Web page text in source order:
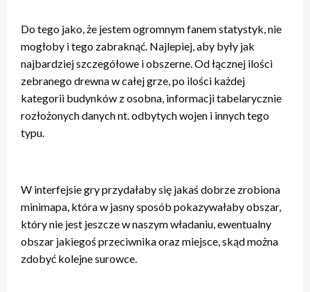
Do tego jako, że jestem ogromnym fanem statystyk, nie
mogłoby i tego zabraknąć. Najlepiej, aby były jak
najbardziej szczegółowe i obszerne. Od łącznej ilości
zebranego drewna w całej grze, po ilości każdej
kategorii budynków z osobna, informacji tabelarycznie
rozłożonych danych nt. odbytych wojen i innych tego
typu.
W interfejsie gry przydałaby się jakaś dobrze zrobiona
minimapa, która w jasny sposób pokazywałaby obszar,
który nie jest jeszcze w naszym władaniu, ewentualny
obszar jakiegoś przeciwnika oraz miejsce, skąd można
zdobyć kolejne surowce.